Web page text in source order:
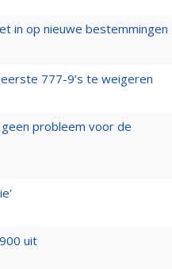
in op nieuwe bestemmingen
777-9’s te weigeren
probleem voor de
uit